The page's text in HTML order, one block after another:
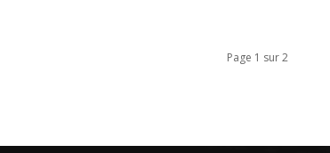
Page 1 sur 2